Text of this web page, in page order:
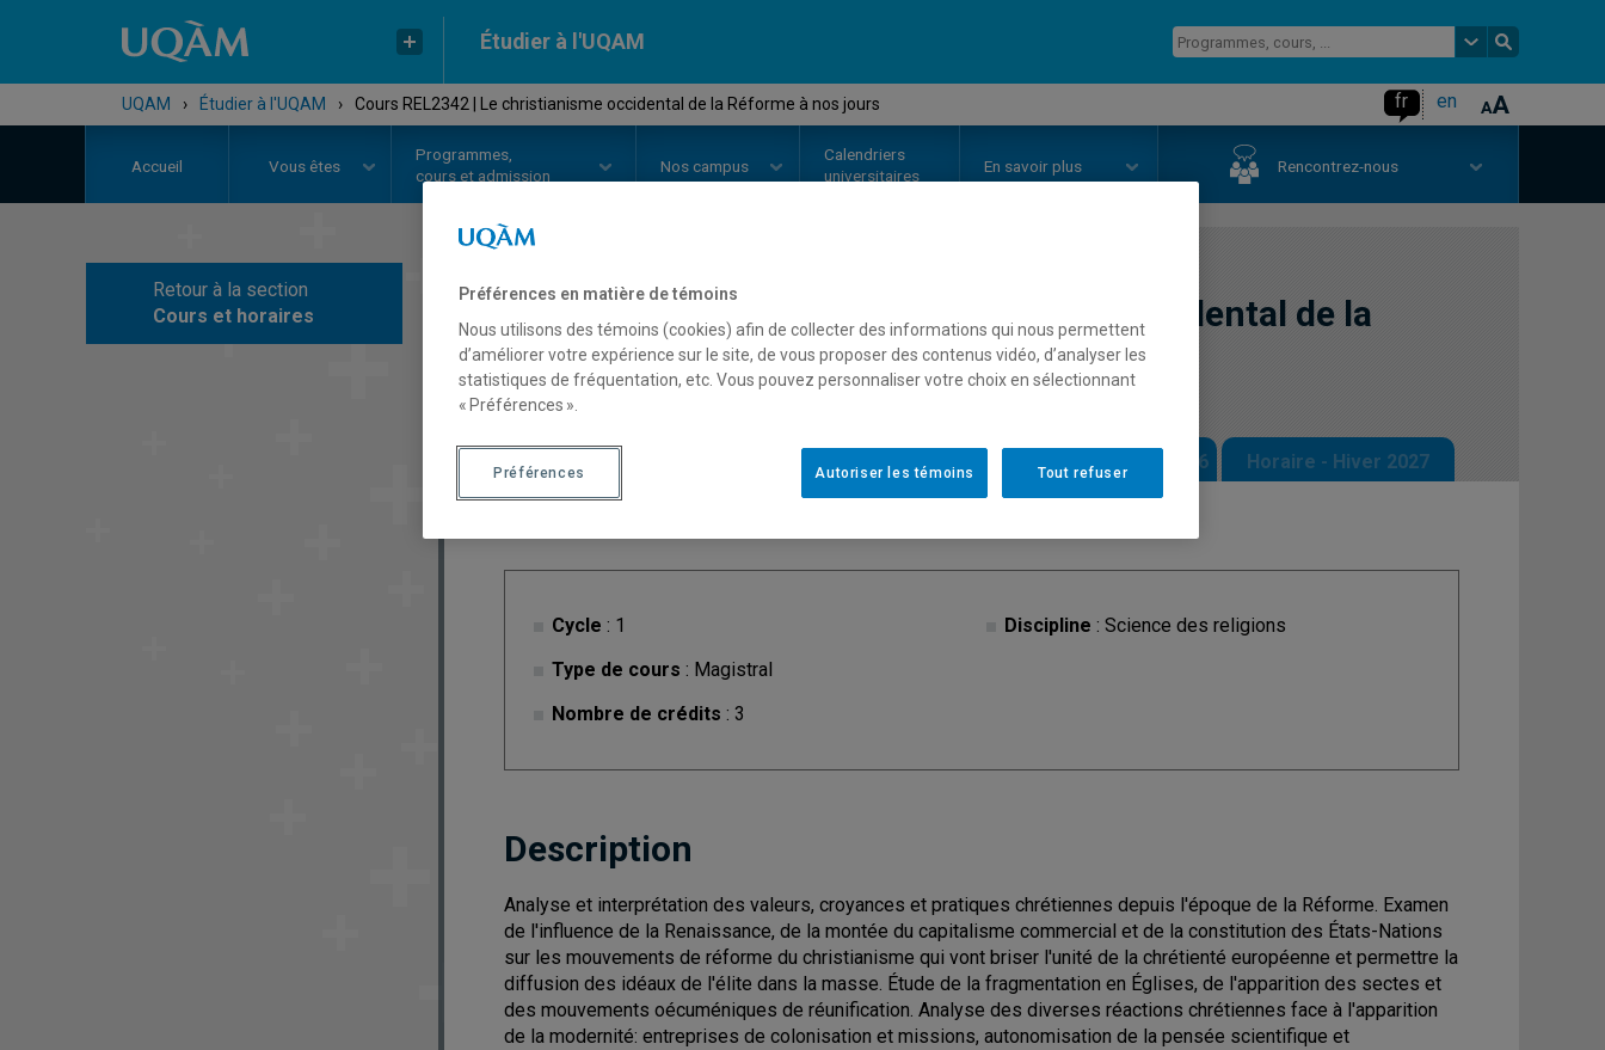
Étudier à l'UQAM
UQAM › Étudier à l'UQAM › Cours REL2342 | Le christianisme occidental de la Réforme à nos jours fr en
Accueil Vous êtes
Programmes,
cours et admission
Nos campus
Calendriers
universitaires
En savoir plus Rencontrez-nous
Retour à la section
Cours et horaires
COURS// REL2342 - Le christianisme occidental de la
Réforme à nos jours
Horaire - Été 2026 Horaire - Automne 2026 Horaire - Hiver 2027
Cycle : 1
Type de cours : Magistral
Nombre de crédits : 3
Discipline : Science des religions
Description
Analyse et interprétation des valeurs, croyances et pratiques chrétiennes depuis l'époque de la Réforme. Examen
de l'influence de la Renaissance, de la montée du capitalisme commercial et de la constitution des États-Nations
sur les mouvements de réforme du christianisme qui vont briser l'unité de la chrétienté européenne et permettre la
diffusion des idéaux de l'élite dans la masse. Étude de la fragmentation en Églises, de l'apparition des sectes et
des mouvements oécuméniques de réunification. Analyse des diverses réactions chrétiennes face à l'apparition
de la modernité: entreprises de colonisation et missions, autonomisation de la pensée scientifique et
Préférences en matière de témoins
Nous utilisons des témoins (cookies) afin de collecter des informations qui nous permettent
d’améliorer votre expérience sur le site, de vous proposer des contenus vidéo, d’analyser les
statistiques de fréquentation, etc. Vous pouvez personnaliser votre choix en sélectionnant
« Préférences ».
Tout refuser
Autoriser les témoins
Préférences